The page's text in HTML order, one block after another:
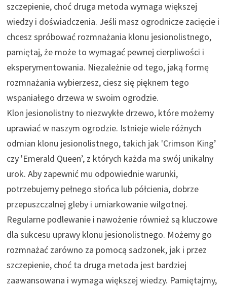
szczepienie, choć druga metoda wymaga większej
wiedzy i doświadczenia. Jeśli masz ogrodnicze zacięcie i
chcesz spróbować rozmnażania klonu jesionolistnego,
pamiętaj, że może to wymagać pewnej cierpliwości i
eksperymentowania. Niezależnie od tego, jaką formę
rozmnażania wybierzesz, ciesz się pięknem tego
wspaniałego drzewa w swoim ogrodzie.
Klon jesionolistny to niezwykłe drzewo, które możemy
uprawiać w naszym ogrodzie. Istnieje wiele różnych
odmian klonu jesionolistnego, takich jak 'Crimson King’
czy 'Emerald Queen’, z których każda ma swój unikalny
urok. Aby zapewnić mu odpowiednie warunki,
potrzebujemy pełnego słońca lub półcienia, dobrze
przepuszczalnej gleby i umiarkowanie wilgotnej.
Regularne podlewanie i nawożenie również są kluczowe
dla sukcesu uprawy klonu jesionolistnego. Możemy go
rozmnażać zarówno za pomocą sadzonek, jak i przez
szczepienie, choć ta druga metoda jest bardziej
zaawansowana i wymaga większej wiedzy. Pamiętajmy,